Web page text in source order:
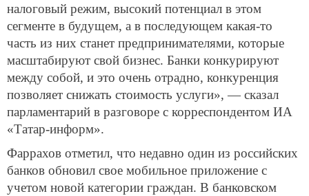
налоговый режим, высокий потенциал в этом
сегменте в будущем, а в последующем какая-то
часть из них станет предпринимателями, которые
масштабируют свой бизнес. Банки конкурируют
между собой, и это очень отрадно, конкуренция
позволяет снижать стоимость услуги», — сказал
парламентарий в разговоре с корреспондентом ИА
«Татар-информ».
Фаррахов отметил, что недавно один из российских
банков обновил свое мобильное приложение с
учетом новой категории граждан. В банковском